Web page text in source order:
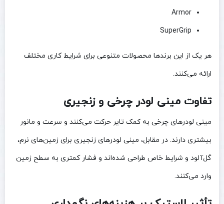
Armor
SuperGrip
هر یک از این برندها محصولات متنوعی برای شرایط کاری مختلف
ارائه می‌کنند.
تفاوت مینی لودر چرخی و زنجیری
مینی لودرهای چرخی به کمک تایر حرکت می‌کنند و سرعت و مانور
بیشتری دارند. در مقابل، مینی لودرهای زنجیری برای زمین‌های نرم،
گل‌آلود و شرایط خاص طراحی شده‌اند و فشار کمتری به سطح زمین
وارد می‌کنند.